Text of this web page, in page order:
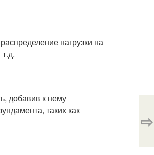
нагрузки на
добавив к нему
таких как
⇨